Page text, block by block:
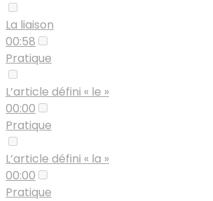
La liaison
00:58
Pratique
L’article défini « le »
00:00
Pratique
L’article défini « la »
00:00
Pratique